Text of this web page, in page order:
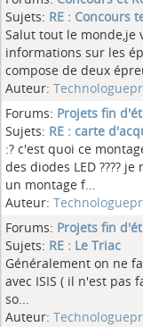
Sujets: RE : Concours
Salut tout le monde,je
informations sur les
compose de deux
Auteur:
Forums: Projets fin
Sujets: RE : carte
:? c'est quoi ce
des diodes LED ????
un montage f...
Auteur:
Forums: Projets fin
Sujets: RE : Le Triac
Généralement on ne
avec ISIS ( il n'est pas
so...
Auteur: